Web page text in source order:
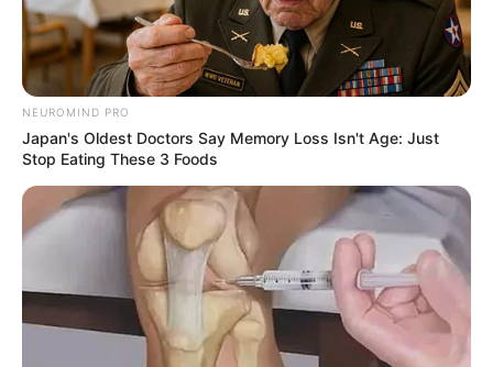
NEUROMIND PRO
Japan's Oldest Doctors Say Memory Loss Isn't Age: Just
Stop Eating These 3 Foods